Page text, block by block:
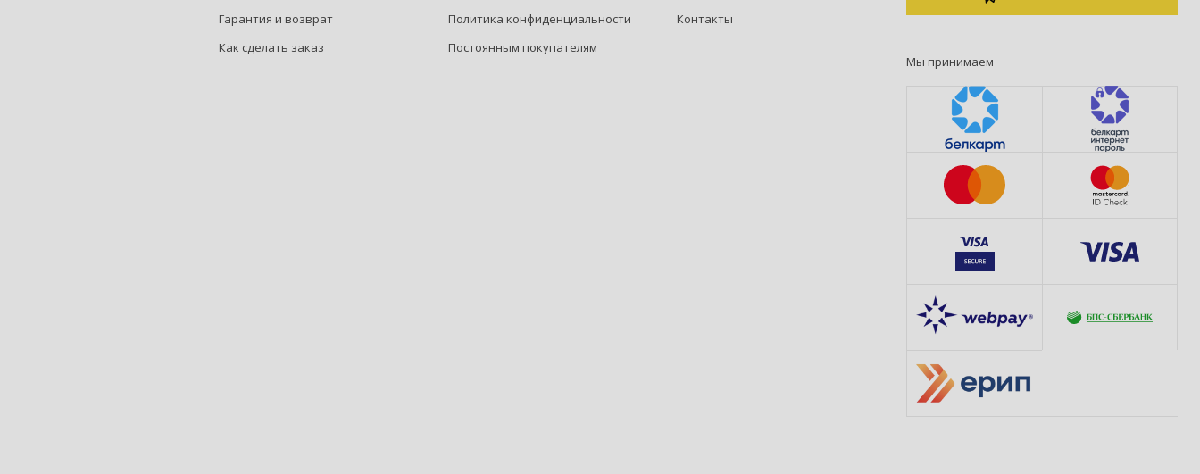
Гарантия и возврат
Политика конфиденциальности
Контакты
Как сделать заказ
Постоянным покупателям
Мы принимаем